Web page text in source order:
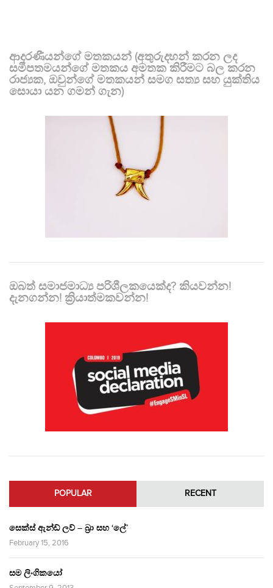
ආදරණීයන්ගේ මතකයන් (අතුරුදහන් කරන ලද
සමීපතමයන්ගේ මතකය අමතක කිරීමට බල කරන
රාජ්‍යක, ඔවුන්ගේ මතකයන් සමග සත්‍ය සහ යුක්තිය
සොයා යන ගමන් ගැන)
ඔබත් සමාජමාධ්‍ය පරිශීලකයෙක්ද? කියවන්න!
දැනගන්න! ක්‍රියාත්මකවන්න!
POPULAR RECENT
සෙක්ස් ඇන්ඩ් ලව් – බ්‍රා සහ ‘ලේ’
February 15, 2016
සම ලිංගිකයෝ